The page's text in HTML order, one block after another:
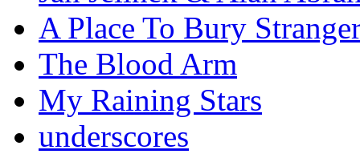
A Place To Bury
The Blood Arm
My Raining Stars
underscores